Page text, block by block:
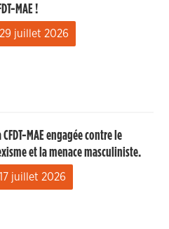
MAE !
29 juillet 2026
CFDT-MAE engagée contre le
et la menace masculiniste.
17 juillet 2026